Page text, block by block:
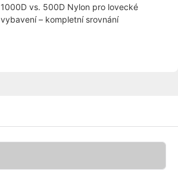
1000D vs. 500D Nylon pro lovecké
vybavení – kompletní srovnání